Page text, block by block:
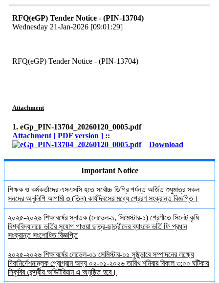
RFQ(eGP) Tender Notice - (PIN-13704)
Wednesday 21-Jan-2026 [09:01:29]
RFQ(eGP) Tender Notice - (PIN-13704)
Attachment
1. eGp_PIN-13704_20260120_0005.pdf
Attachment [ PDF version ] ::
Download
Important Notice
শিক্ষক ও কর্মকর্তাদের এসএসসি হতে সর্বোচ্চ ডিগ্রি পর্যন্ত অর্জিত শুধুমাত্র সকল
সনদের অনুলিপি আগামী ৩ (তিন) কার্যদিবসের মধ্যে প্রেরণ সংক্রান্ত বিজ্ঞপ্তি।
২০২৫-২০২৬ শিক্ষাবর্ষের স্নাতক (লেভেল-১, সিমেস্টার-১) শ্রেণীতে সিলেট কৃষি
বিশ্ববিদ্যালয়ে ভর্তির সুযোগ পাওয়া ছাত্র-ছাত্রীদের ব্যাংকে ভর্তি ফি প্রধান
সংক্রান্ত সংশোধিত বিজ্ঞপ্তি
২০২৫-২০২৬ শিক্ষাবর্ষের লেভেল-০১ সেমিস্টার-০১ সুষ্ঠুভাবে সম্পাদনের লক্ষ্যে
দিকনির্দেশনামূলক প্রোগ্রাম অদ্য ০২-০১-২০২৬ তারিখ শনিবার বিকাল ৩:০০ ঘটিকায়
সিকৃবির কেন্দ্রীয় অডিটরিয়াম এ অনুষ্ঠিত হবে।